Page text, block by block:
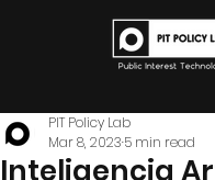
Inteligencia
PIT Policy Lab
Mar 8, 2023 5 min read